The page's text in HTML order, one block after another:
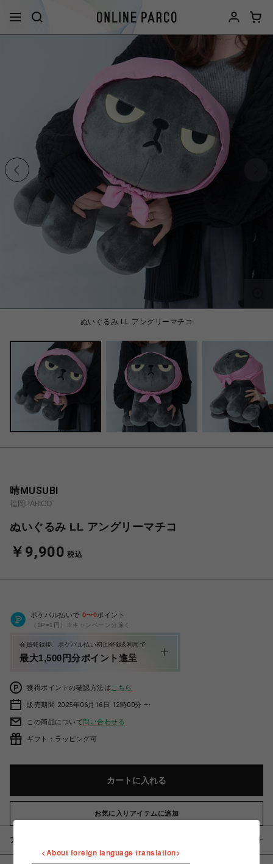
ぬいぐるみ LL アングリーマチコ
晴MUSUBI
福岡PARCO
ぬいぐるみ LL アングリーマチコ
￥9,900 税込
ポケパル払いで 0〜0ポイント
（1P=1円）※キャンペーン分除く
会員登録後、ポケパル払い初回登録&利用で
最大1,500円分ポイント進呈
獲得ポイントの確認方法は こちら
販売期間 2025年06月16日 12時00分 〜
この商品について問い合わせる
ギフト：ラッピング可
カートに入れる
お気に入りアイテムに追加
アイテム説明 / 素材
<About foreign language translation>